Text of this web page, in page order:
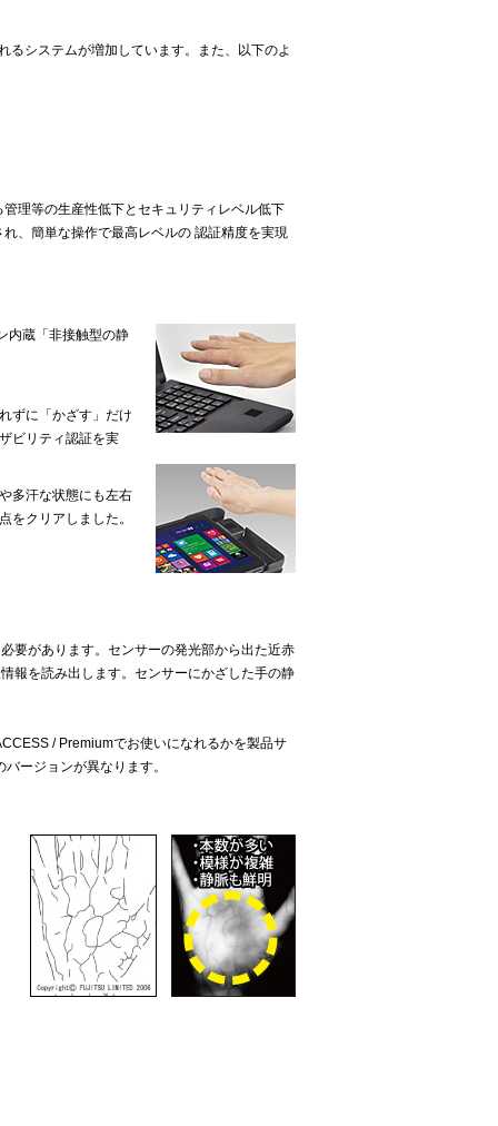
るシステムが増加しています。また、以下のよ
理等の生産性低下とセキュリティレベル低下
、簡単な操作で最高レベルの 認証精度を実現
内蔵「非接触型の静
ずに「かざす」だけ
ビリティ認証を実
多汗な状態にも左右
をクリアしました。
要があります。センサーの発光部から出た近赤
報を読み出します。センサーにかざした手の静
/ Premiumでお使いになれるかを製品サ
バージョンが異なります。